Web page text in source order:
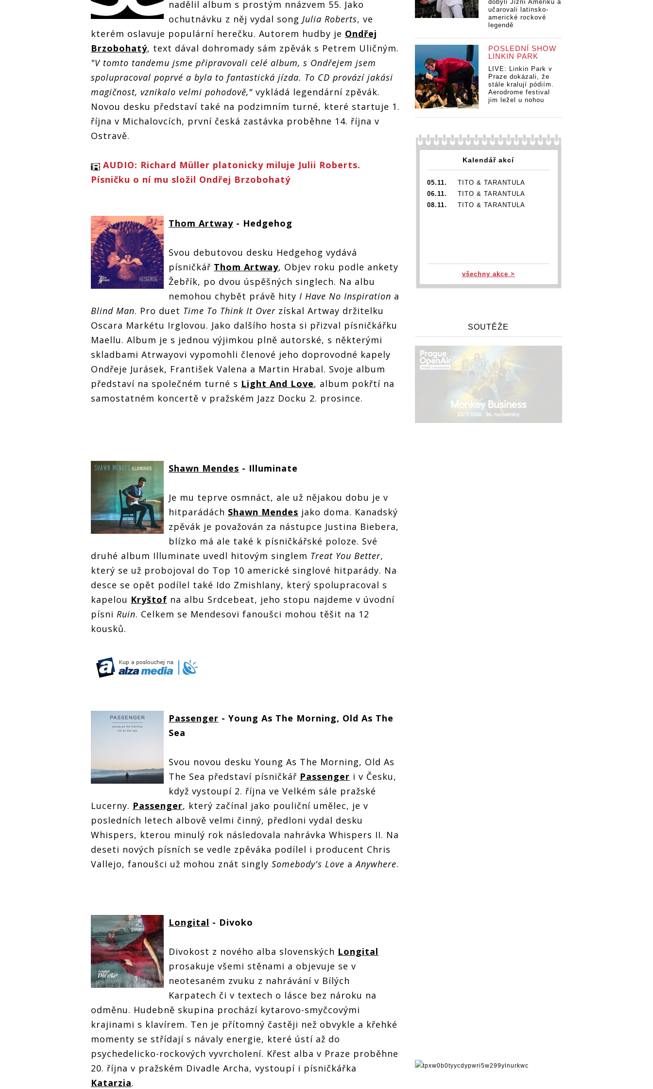
nadělil album s prostým nnázvem 55. Jako
ochutnávku z něj vydal song Julia Roberts, ve
kterém oslavuje populární herečku. Autorem hudby je Ondřej
Brzobohatý, text dával dohromady sám zpěvák s Petrem Uličným.
"V tomto tandemu jsme připravovali celé album, s Ondřejem jsem
spolupracoval poprvé a byla to fantastická jízda. To CD provází jakási
magičnost, vznikalo velmi pohodově," vykládá legendární zpěvák.
Novou desku představí také na podzimním turné, které startuje 1.
října v Michalovcích, první česká zastávka proběhne 14. října v
Ostravě.
AUDIO: Richard Müller platonicky miluje Julii Roberts.
Písničku o ní mu složil Ondřej Brzobohatý
Thom Artway - Hedgehog
Svou debutovou desku Hedgehog vydává
písničkář Thom Artway, Objev roku podle ankety
Žebřík, po dvou úspěšných singlech. Na albu
nemohou chybět právě hity I Have No Inspiration a
Blind Man. Pro duet Time To Think It Over získal Artway držitelku
Oscara Markétu Irglovou. Jako dalšího hosta si přizval písničkářku
Maellu. Album je s jednou výjimkou plně autorské, s některými
skladbami Atrwayovi vypomohli členové jeho doprovodné kapely
Ondřeje Jurásek, František Valena a Martin Hrabal. Svoje album
představí na společném turné s Light And Love, album pokřtí na
samostatném koncertě v pražském Jazz Docku 2. prosince.
Shawn Mendes - Illuminate
Je mu teprve osmnáct, ale už nějakou dobu je v
hitparádách Shawn Mendes jako doma. Kanadský
zpěvák je považován za nástupce Justina Biebera,
blízko má ale také k písničkářské poloze. Své
druhé album Illuminate uvedl hitovým singlem Treat You Better,
který se už probojoval do Top 10 americké singlové hitparády. Na
desce se opět podílel také Ido Zmishlany, který spolupracoval s
kapelou Kryštof na albu Srdcebeat, jeho stopu najdeme v úvodní
písni Ruin. Celkem se Mendesovi fanoušci mohou těšit na 12
kousků.
Passenger - Young As The Morning, Old As The
Sea
Svou novou desku Young As The Morning, Old As
The Sea představí písničkář Passenger i v Česku,
když vystoupí 2. října ve Velkém sále pražské
Lucerny. Passenger, který začínal jako pouliční umělec, je v
posledních letech albově velmi činný, předloni vydal desku
Whispers, kterou minulý rok následovala nahrávka Whispers II. Na
deseti nových písních se vedle zpěváka podílel i producent Chris
Vallejo, fanoušci už mohou znát singly Somebody's Love aAnywhere.
Longital - Divoko
Divokost z nového alba slovenských Longital
prosakuje všemi stěnami a objevuje se v
neotesaném zvuku z nahrávání v Bílých
Karpatech či v textech o lásce bez nároku na
odměnu. Hudebně skupina prochází kytarovo-smyčcovými
krajinami s klavírem. Ten je přítomný častěji než obvykle a křehké
momenty se střídají s návaly energie, které ústí až do
psychedelicko-rockových vyvrcholení. Křest alba v Praze proběhne
20. října v pražském Divadle Archa, vystoupí i písničkářka
Katarzia.
dobyli Jižní Ameriku a
učarovali latinsko-
americké rockové
legendě
POSLEDNÍ SHOW
LINKIN PARK
LIVE: Linkin Park v
Praze dokázali, že
stále kralují pódiím.
Aerodrome festival
jim ležel u nohou
Kalendář akcí
05.11.
TITO & TARANTULA
06.11.
TITO & TARANTULA
08.11.
TITO & TARANTULA
všechny akce >
SOUTĚŽE